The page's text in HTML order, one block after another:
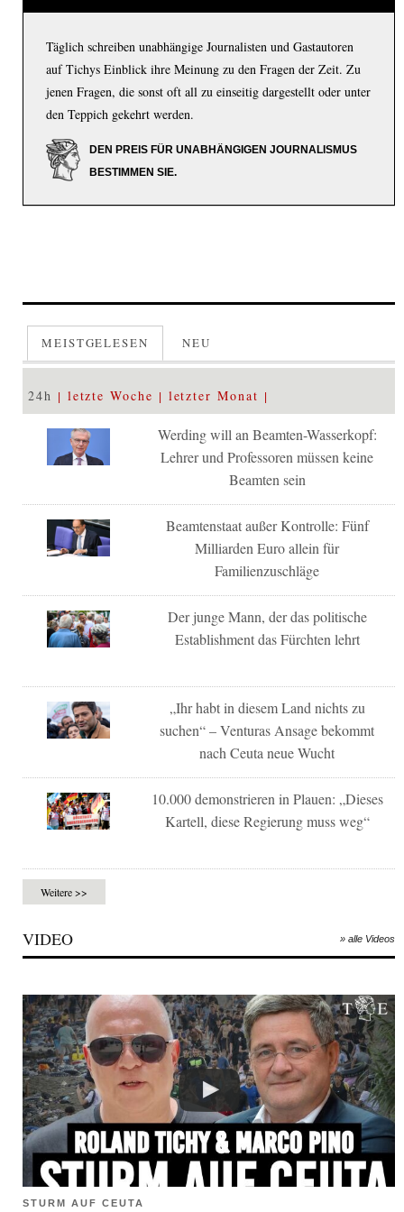
Täglich schreiben unabhängige Journalisten und Gastautoren
auf Tichys Einblick ihre Meinung zu den Fragen der Zeit. Zu
jenen Fragen, die sonst oft all zu einseitig dargestellt oder unter
den Teppich gekehrt werden.
DEN PREIS FÜR UNABHÄNGIGEN JOURNALISMUS
BESTIMMEN SIE.
MEISTGELESEN NEU
24h letzte Woche letzter Monat
Werding will an Beamten-Wasserkopf:
Lehrer und Professoren müssen keine
Beamten sein
Beamtenstaat außer Kontrolle: Fünf
Milliarden Euro allein für
Familienzuschläge
Der junge Mann, der das politische
Establishment das Fürchten lehrt
„Ihr habt in diesem Land nichts zu
suchen“ – Venturas Ansage bekommt
nach Ceuta neue Wucht
10.000 demonstrieren in Plauen: „Dieses
Kartell, diese Regierung muss weg“
Weitere >>
VIDEO » alle Videos
STURM AUF CEUTA